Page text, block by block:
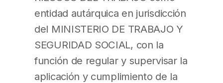
entidad autárquica en jurisdicción
del MINISTERIO DE TRABAJO Y
SEGURIDAD SOCIAL, con la
función de regular y supervisar la
aplicación y cumplimiento de la